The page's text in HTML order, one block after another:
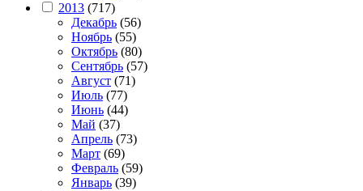
2013 (717)
Декабрь (56)
Ноябрь (55)
Октябрь (80)
Сентябрь (57)
Август (71)
Июль (77)
Июнь (44)
Май (37)
Апрель (73)
Март (69)
Февраль (59)
Январь (39)